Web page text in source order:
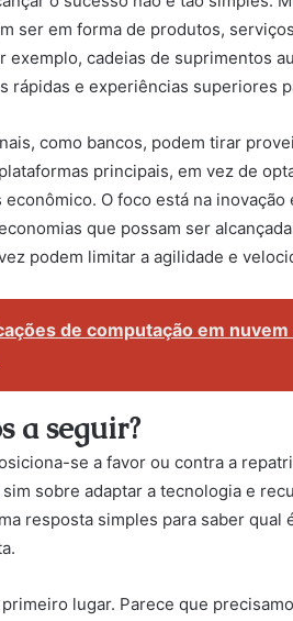
ser em forma de produtos,
exemplo, cadeias de suprimentos
rápidas e experiências superiores
como bancos, podem tirar
principais, em vez de
O foco está na
que possam ser
podem limitar a agilidade e
de computação em
a seguir?
se a favor ou contra a
sobre adaptar a tecnologia e
resposta simples para saber qual
lugar. Parece que